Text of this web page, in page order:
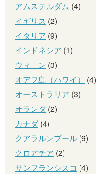
アムステルダム (4)
イギリス (2)
イタリア (9)
インドネシア (1)
ウィーン (3)
オアフ島（ハワイ）
(4)
オーストラリア (3)
オランダ(2)
カナダ(4)
クアラルンプール (9)
クロアチア (2)
サンフランシスコ (4)